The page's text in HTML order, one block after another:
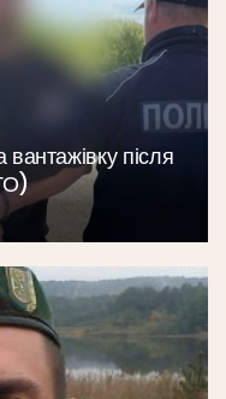
після